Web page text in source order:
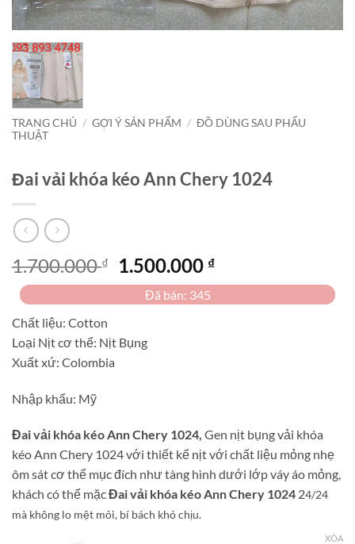
TRANG CHỦ / GỢI Ý SẢN PHẨM / ĐỒ DÙNG SAU PHẨU
THUẬT
Đai vải khóa kéo Ann Chery 1024
1.700.000₫
Giá
gốc
là:
1.500.000 ₫Giá
hiện
tại
Đã bán: 345
Chất liệu: Cotton
Loại Nịt cơ thể: Nịt Bụng
Xuất xứ: Colombia
Nhập khẩu: Mỹ
Đai vải khóa kéo Ann Chery 1024, Gen nịt bụng vải khóa
kéo Ann Chery 1024 với thiết kế nịt với chất liệu mỏng nhẹ
ôm sát cơ thể mục đích như tàng hình dưới lớp váy áo mỏng,
khách có thể mặcĐai vải khóa kéo Ann Chery 1024 24/24
mà không lo mệt mỏi, bí bách khó chịu.
XÓA